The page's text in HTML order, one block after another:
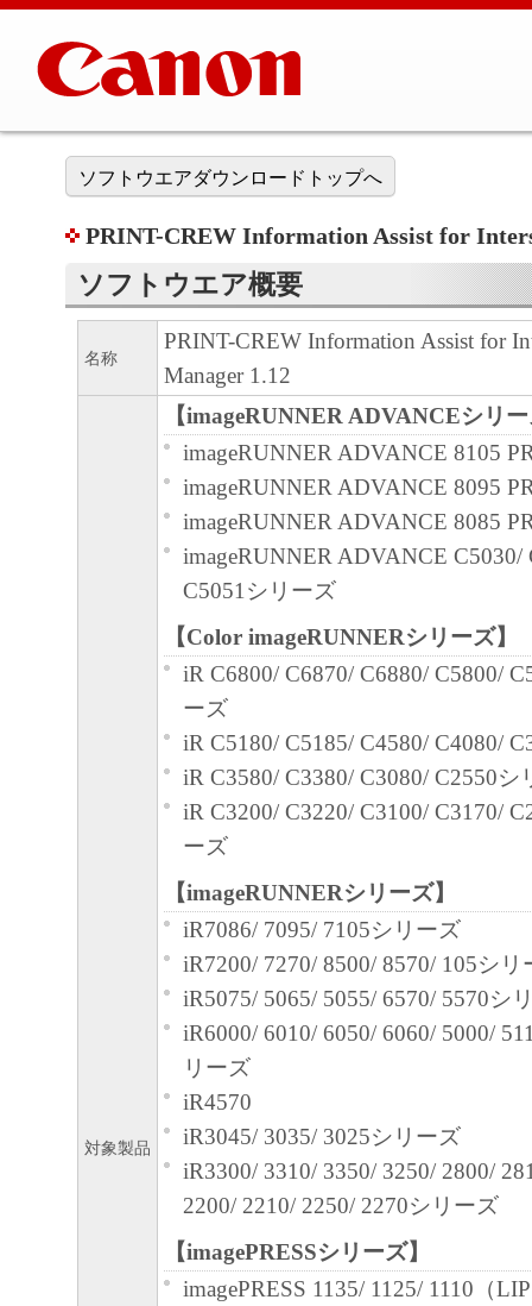
ソフトウエアダウンロードトップへ
PRINT-CREW Information Assist for
ソフトウエア概要
名称
PRINT-CREW Information Assist for
Manager 1.12
対象製品
【imageRUNNER ADVANCEシリ
imageRUNNER ADVANCE 8105
imageRUNNER ADVANCE 8095
imageRUNNER ADVANCE 8085
imageRUNNER ADVANCE C5030/
C5051シリーズ
【Color imageRUNNERシリーズ】
iR C6800/ C6870/ C6880/ C5800/
ーズ
iR C5180/ C5185/ C4580/ C4080/
iR C3580/ C3380/ C3080/ C2550シ
iR C3200/ C3220/ C3100/ C3170/
ーズ
【imageRUNNERシリーズ】
iR7086/ 7095/ 7105シリーズ
iR7200/ 7270/ 8500/ 8570/ 105シリ
iR5075/ 5065/ 5055/ 6570/ 5570シ
iR6000/ 6010/ 6050/ 6060/ 5000/
リーズ
iR4570
iR3045/ 3035/ 3025シリーズ
iR3300/ 3310/ 3350/ 3250/ 2800/
2200/ 2210/ 2250/ 2270シリーズ
【imagePRESSシリーズ】
imagePRESS 1135/ 1125/ 1110（